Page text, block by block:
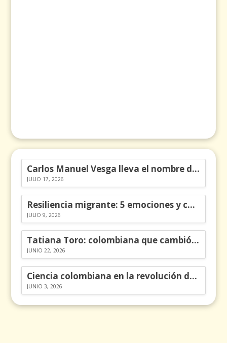
Carlos Manuel Vesga lleva el nombre de Colombia a los Emmy
JULIO 17, 2026
Resiliencia migrante: 5 emociones y cómo gestionarlas
JULIO 9, 2026
Tatiana Toro: colombiana que cambió la historia de las matemáticas
JUNIO 22, 2026
Ciencia colombiana en la revolución de los órganos en chips
JUNIO 3, 2026